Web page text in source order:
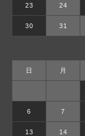
23 24
30 31
日 月
6 7
13 14